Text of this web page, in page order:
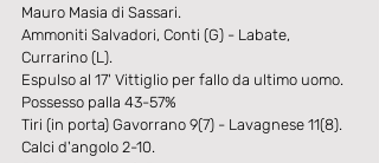
Mauro Masia di Sassari.
Ammoniti Salvadori, Conti (G) - Labate,
Currarino (L).
Espulso al 17' Vittiglio per fallo da ultimo uomo.
Possesso palla 43-57%
Tiri (in porta) Gavorrano 9(7) - Lavagnese 11(8).
Calci d'angolo 2-10.